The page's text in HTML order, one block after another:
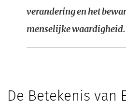
verandering en het
menselijke waardigheid.
De Betekenis van